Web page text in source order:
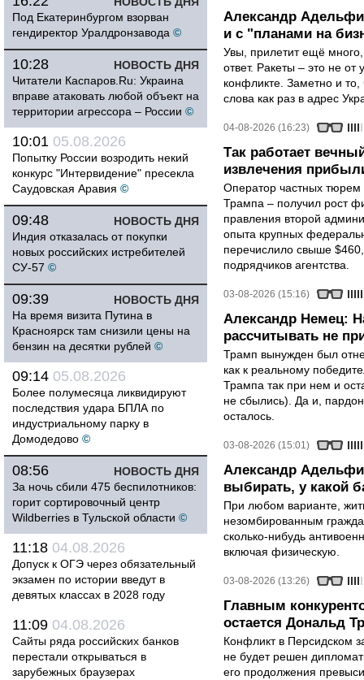
Под Екатеринбургом взорван
гендиректор Уралдронзавода ©
НОВОСТЬ ДНЯ
10:28
Читатели Каспаров.Ru: Украина
вправе атаковать любой объект на
территории агрессора – России ©
10:01 05.08.2026
Попытку России возродить некий
конкурс "Интервидение" пресекла
Саудовская Аравия ©
НОВОСТЬ ДНЯ
09:48
Индия отказалась от покупки
новых российских истребителей
СУ-57 ©
НОВОСТЬ ДНЯ
09:39
На время визита Путина в
Красноярск там снизили цены на
бензин на десятки рублей ©
09:14 05.08.2026
Более полумесяца ликвидируют
последствия удара БПЛА по
индустриальному парку в
Домодедово ©
НОВОСТЬ ДНЯ
08:56
За ночь сбили 475 беспилотников:
горит сортировочный центр
Wildberries в Тульской области ©
11:18 04.08.2026
Допуск к ОГЭ через обязательный
экзамен по истории введут в
девятых классах в 2028 году
11:09 04.08.2026
Сайты ряда российских банков
перестали открываться в
зарубежных браузерах
Александр
и с "планами на
Увы, прилетит ещё
ответ. Ракеты – это не от
конфликте. Заметно и
слова как раз в адрес
04-08-2026 (16:23)
Так работает
извлечения
Оператор частных тюрем
Трампа – получил рост
правления второй
опыта крупных
перечислило свыше
подрядчиков агентства.
03-08-2026 (15:16)
Александр Немец:
рассчитывать не
Трамп вынужден был
как к реальному
Трампа так при нем и
не сбылись). Да и,
осталось.
03-08-2026 (15:01)
Александр
выбирать, у какой
При любом варианте,
незомбированным
сколько-нибудь
включая физическую.
03-08-2026 (13:26)
Главным
остается Дональд
Конфликт в Персидском
не будет решен
его продолжения